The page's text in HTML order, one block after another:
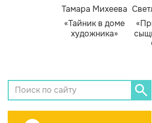
Тамара Михеева
«Тайник в доме
художника»